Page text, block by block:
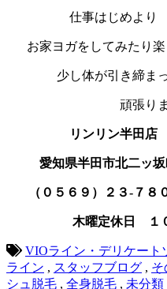
仕事はじめより
お家ヨガをしてみたり
少し体が引き締ま
頑張り
リンリン半田店
愛知県半田市北二ッ
（０５６９）２３-７
木曜定休日 １
VIOライン・デリケート
ライン , スタッフブログ , そ
シュ脱毛 , 全身脱毛 , 未分類